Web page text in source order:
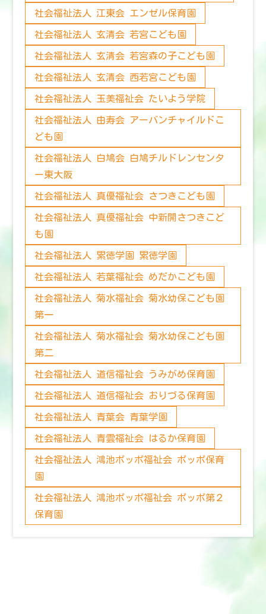
社会福祉法人 江東会 エンゼル保育園
社会福祉法人 玄清会 若宮こども園
社会福祉法人 玄清会 若宮森の子こども園
社会福祉法人 玄清会 西若宮こども園
社会福祉法人 玉美福祉会 たいよう学院
社会福祉法人 由寿会 アーバンチャイルドこ
ども園
社会福祉法人 白鳩会 白鳩チルドレンセンタ
ー東大阪
社会福祉法人 真優福祉会 さつきこども園
社会福祉法人 真優福祉会 中新開さつきこど
も園
社会福祉法人 累徳学園 累徳学園
社会福祉法人 若葉福祉会 めだかこども園
社会福祉法人 菊水福祉会 菊水幼保こども園
第一
社会福祉法人 菊水福祉会 菊水幼保こども園
第二
社会福祉法人 道信福祉会 うみがめ保育園
社会福祉法人 道信福祉会 おりづる保育園
社会福祉法人 青葉会 青葉学園
社会福祉法人 青雲福祉会 はるか保育園
社会福祉法人 鴻池ポッポ福祉会 ポッポ保育
園
社会福祉法人 鴻池ポッポ福祉会 ポッポ第２
保育園